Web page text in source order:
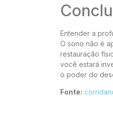
Entender a
O sono não é
restauração
você estará
o poder do
Fonte: